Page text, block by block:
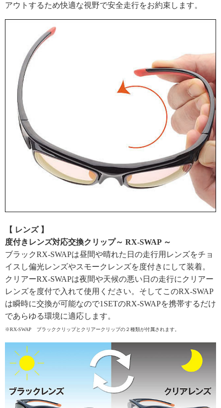
アウトするため快適な視野で安全走行をお約束します。
【 レンズ 】
度付きレンズ対応交換クリップ～ RX-SWAP ～
ブラックRX-SWAPは昼間や晴れた日の走行用レンズをチョ
イスし偏光レンズやスモークレンズを度付きにして装着。
クリアーRX-SWAPは夜間や天候の悪い日の走行にクリアー
レンズを度付で入れて使用ください。そしてこのRX-SWAP
は瞬時に交換が可能なので1SETのRX-SWAPを携帯するだけ
であらゆる環境に適応します。
※RX-SWAP ブラッククリップとクリアークリップの２種類が付属されます。